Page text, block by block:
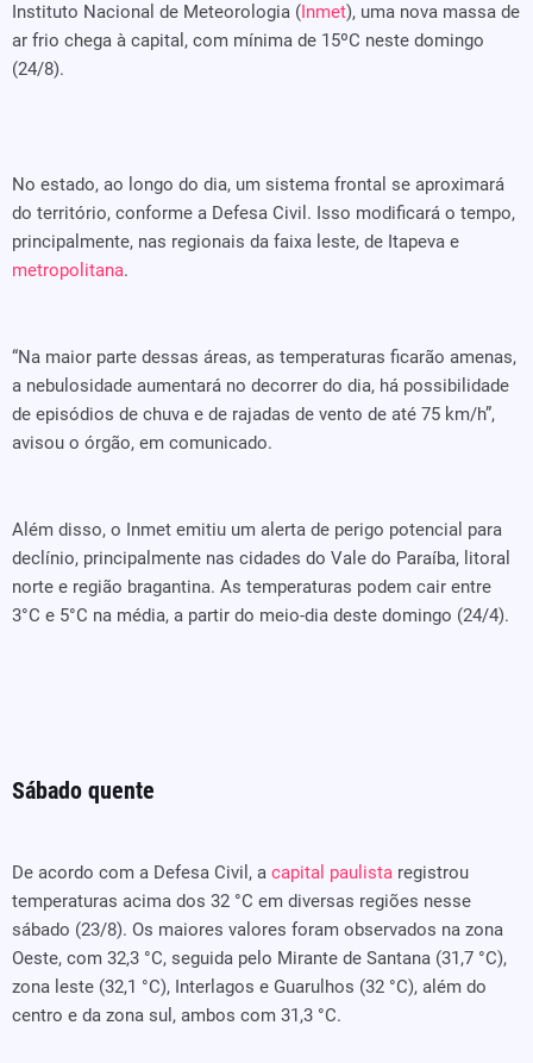
Instituto Nacional de Meteorologia (Inmet), uma nova massa de
ar frio chega à capital, com mínima de 15ºC neste domingo
(24/8).
No estado, ao longo do dia, um sistema frontal se aproximará
do território, conforme a Defesa Civil. Isso modificará o tempo,
principalmente, nas regionais da faixa leste, de Itapeva e
metropolitana.
“Na maior parte dessas áreas, as temperaturas ficarão amenas,
a nebulosidade aumentará no decorrer do dia, há possibilidade
de episódios de chuva e de rajadas de vento de até 75 km/h”,
avisou o órgão, em comunicado.
Além disso, o Inmet emitiu um alerta de perigo potencial para
declínio, principalmente nas cidades do Vale do Paraíba, litoral
norte e região bragantina. As temperaturas podem cair entre
3°C e 5°C na média, a partir do meio-dia deste domingo (24/4).
Sábado quente
De acordo com a Defesa Civil, a capital paulista registrou
temperaturas acima dos 32 °C em diversas regiões nesse
sábado (23/8). Os maiores valores foram observados na zona
Oeste, com 32,3 °C, seguida pelo Mirante de Santana (31,7 °C),
zona leste (32,1 °C), Interlagos e Guarulhos (32 °C), além do
centro e da zona sul, ambos com 31,3 °C.